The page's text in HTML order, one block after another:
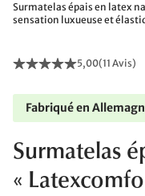
Surmatelas épais en latex
sensation luxueuse et
5,00(11 Avis)
Fabriqué en
Surmatelas
«